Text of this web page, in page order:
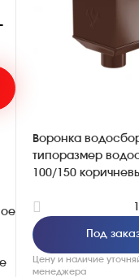
Воронка
типоразмер
100/150
Под
Цену и наличие
менеджера